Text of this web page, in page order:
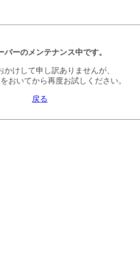
バーのメンテナンス中です。
かけして申し訳ありませんが、
おいてから再度お試しください。
戻る